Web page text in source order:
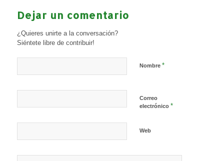
Dejar un comentario
¿Quieres unirte a la conversación?
Siéntete libre de contribuir!
Nombre *
Correo
electrónico *
Web